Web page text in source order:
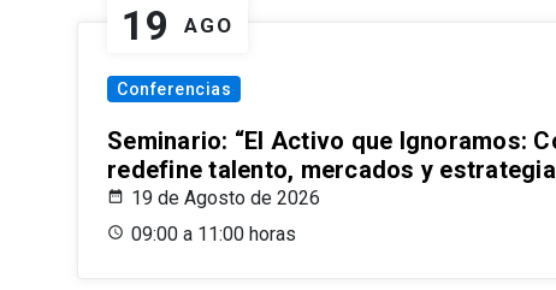
19 AGO
Conferencias
Seminario: “El Activo que Ignoramos:
redefine talento, mercados y
19 de Agosto de 2026
09:00 a 11:00 horas